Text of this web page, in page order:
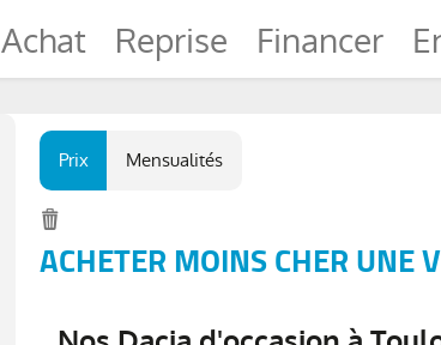
Achat Reprise Financer
Prix Mensualités
ACHETER MOINS CHER UNE